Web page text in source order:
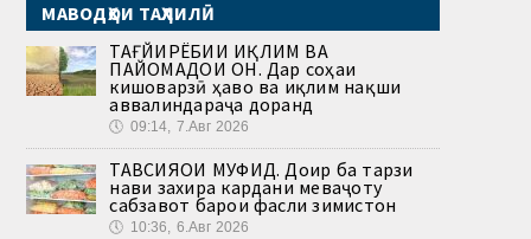
МАВОДҲОИ ТАҲЛИЛӢ
ТАҒЙИРЁБИИ ИҚЛИМ ВА
ПАЙОМАДҲОИ ОН. Дар соҳаи
кишоварзӣ ҳаво ва иқлим нақши
аввалиндараҷа доранд
🕔 09:14, 7.Авг 2026
ТАВСИЯҲОИ МУФИД. Доир ба тарзи
нави захира кардани меваҷоту
сабзавот барои фасли зимистон
🕔 10:36, 6.Авг 2026